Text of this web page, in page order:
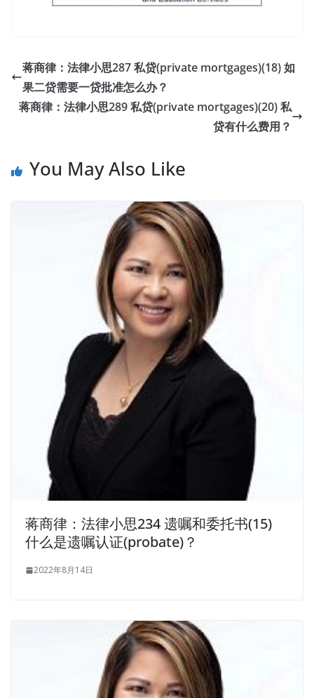
蒋商律：法律小思287 私贷(private mortgages)(18) 如
果二贷需要一贷批准怎么办？
蒋商律：法律小思289 私贷(private mortgages)(20) 私
贷有什么费用？
You May Also Like
蒋商律：法律小思234 遗嘱和委托书(15)
什么是遗嘱认证(probate)？
2022年8月14日